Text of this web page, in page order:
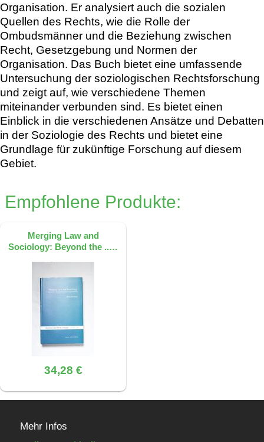
Organisation. Er analysiert auch die sozialen
Quellen des Rechts, wie die Rolle der
Ombudsmänner und die Beziehung zwischen
Recht, Gesetzgebung und Normen der
Organisation. Das Buch bietet eine umfassende
Untersuchung der soziologischen Rechtsforschung
und zeigt auf, wie verschiedene Themen
miteinander verbunden sind. Es bietet einen
Einblick in die verschiedenen Ansätze und Debatten
in der Soziologie des Rechts und bietet eine
Grundlage für zukünftige Forschung auf diesem
Gebiet.
Empfohlene Produkte:
Merging Law and
Sociology: Beyond the ..…
34,28 €
Mehr Infos